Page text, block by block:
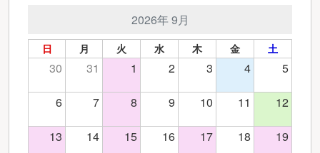
2026年 9月
日 月 火 水 木 金 土
30 31 1 2 3 4 5
6 7 8 9 10 11 12
13 14 15 16 17 18 19